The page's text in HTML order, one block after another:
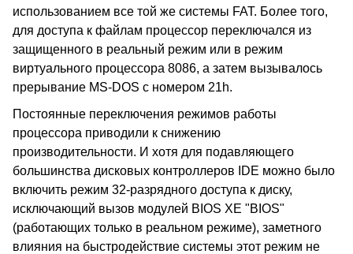
использованием все той же системы FAT. Более того,
для доступа к файлам процессор переключался из
защищенного в реальный режим или в режим
виртуального процессора 8086, а затем вызывалось
прерывание MS-DOS с номером 21h.
Постоянные переключения режимов работы
процессора приводили к снижению
производительности. И хотя для подавляющего
большинства дисковых контроллеров IDE можно было
включить режим 32-разрядного доступа к диску,
исключающий вызов модулей BIOS XE "BIOS"
(работающих только в реальном режиме), заметного
влияния на быстродействие системы этот режим не